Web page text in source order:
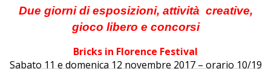
Due giorni di esposizioni, attività creative,
gioco libero e concorsi
Bricks in Florence Festival
Sabato 11 e domenica 12 novembre 2017 – orario 10/19